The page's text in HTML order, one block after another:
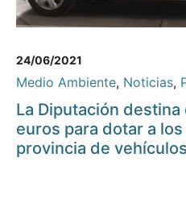
24/06/2021
Medio Ambiente, Noticias,
La Diputación
euros para dotar a
provincia de